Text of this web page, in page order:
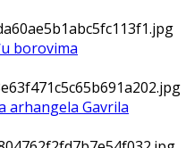
borovima
arhangela Gavrila